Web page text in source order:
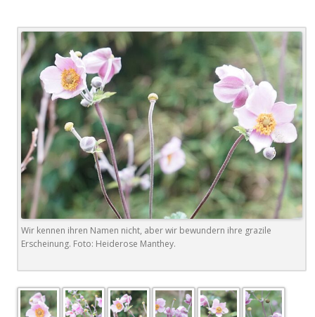
Wir kennen ihren Namen nicht, aber wir bewundern ihre grazile
Erscheinung. Foto: Heiderose Manthey.